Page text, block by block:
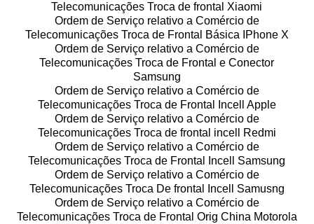
Telecomunicações Troca de frontal Xiaomi
Ordem de Serviço relativo a Comércio de
Telecomunicações Troca de Frontal Básica IPhone X
Ordem de Serviço relativo a Comércio de
Telecomunicações Troca de Frontal e Conector
Samsung
Ordem de Serviço relativo a Comércio de
Telecomunicações Troca de Frontal Incell Apple
Ordem de Serviço relativo a Comércio de
Telecomunicações Troca de frontal incell Redmi
Ordem de Serviço relativo a Comércio de
Telecomunicações Troca de Frontal Incell Samsung
Ordem de Serviço relativo a Comércio de
Telecomunicações Troca De frontal Incell Samusng
Ordem de Serviço relativo a Comércio de
Telecomunicações Troca de Frontal Orig China Motorola